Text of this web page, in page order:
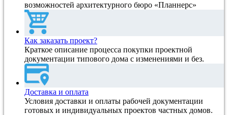
возможностей архитектурного бюро «Планнерс»
Как заказать проект?
Краткое описание процесса покупки проектной
документации типового дома с изменениями и без.
Доставка и оплата
Условия доставки и оплаты рабочей документации
готовых и индивидуальных проектов частных домов.